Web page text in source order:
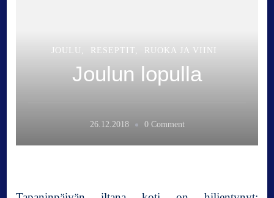
JOULU RESEPTIT RUOKA JA VIINI
Joulun lopulla
26.12.2018 0 Commento
l